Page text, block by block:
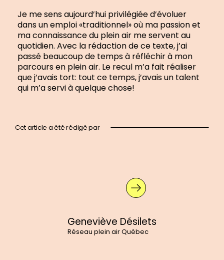
Je me sens aujourd’hui privilégiée d’évoluer
dans un emploi «traditionnel» où ma passion et
ma connaissance du plein air me servent au
quotidien. Avec la rédaction de ce texte, j’ai
passé beaucoup de temps à réfléchir à mon
parcours en plein air. Le recul m’a fait réaliser
que j’avais tort: tout ce temps, j’avais un talent
qui m’a servi à quelque chose!
Cet article a été rédigé par
Geneviève Désilets
Réseau plein air Québec